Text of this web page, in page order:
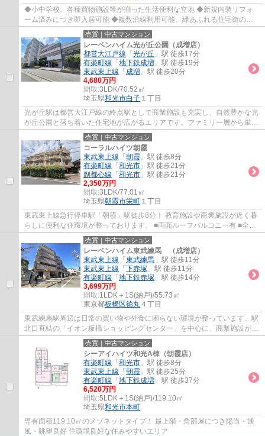
◆小中学校、各種買物施設等が揃った生活便利な立地 ◆新規内装リフォ
ーム済みにつき即入居可能 ◆複数沿線利用可能、緑あふれる住宅街の一
角
売買｜中古マンション
レーベンハイム光が丘公園（成増店）
都営大江戸線 「 光が丘 」駅 徒歩17分
有楽町線 「 地下鉄成増 」駅 徒歩19分
東武東上線 「 成増 」駅 徒歩20分
4,680万円
間取:3LDK/70.52㎡
埼玉県和光市白子 １丁目
光が丘駅は都営大江戸線の終点駅として商業施設も充実し、自然豊かな光
が丘公園と落ち着いた住宅地が広がるエリアです。ファミリー層から単身
者まで幅広く住みやすい環境が揃っています。
売買｜中古マンション
コーラルハイツ朝霞
東武東上線 「 朝霞 」駅 徒歩8分
有楽町線 「 和光市 」駅 徒歩21分
副都心線 「 和光市 」駅 徒歩21分
2,350万円
間取:3LDK/77.01㎡
埼玉県朝霞市栄町 １丁目
東武東上線急行停車駅「朝霞」駅徒歩8分！ 教育施設や商業施設が近く暮
らしに便利な住環境が整っております。 ■両面ルーフバルコニー有 ■全居
室収納あり ■南東向きで陽当たり良好！ ■...
売買｜中古マンション
レーベンハイム東武練馬 （成増店）
東武東上線 「 東武練馬 」駅 徒歩11分
東武東上線 「 下赤塚 」駅 徒歩11分
有楽町線 「 地下鉄赤塚 」駅 徒歩14分
3,699万円
間取:1LDK＋1S(納戸)/55.73㎡
東京都板橋区徳丸 ４丁目
東武練馬駅周辺は日常の買い物や外食に困らない環境が整っています。駅
北口直結の「イオン板橋ショッピングセンター」を中心に、商業施設が充
実しているのが大きな特徴です。
売買｜中古マンション
シーアイハイツ和光A棟（朝霞店）
有楽町線 「 和光市 」駅 徒歩8分
東武東上線 「 朝霞 」駅 徒歩25分
有楽町線 「 地下鉄成増 」駅 徒歩37分
6,520万円
間取:5LDK＋1S(納戸)/119.10㎡
埼玉県和光市本町
専有面積119.10㎡のメゾネットタイプ！ 最上階・角部屋につき陽当・通
風・眺望良好 住環境良好な住みやすいエリア